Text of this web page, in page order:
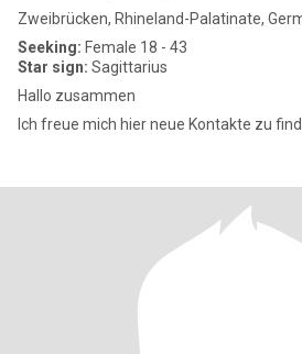
Zweibrücken, Rhineland-Palatinate,
Seeking: Female 18 - 43
Star sign: Sagittarius
Hallo zusammen
Ich freue mich hier neue Kontakte zu